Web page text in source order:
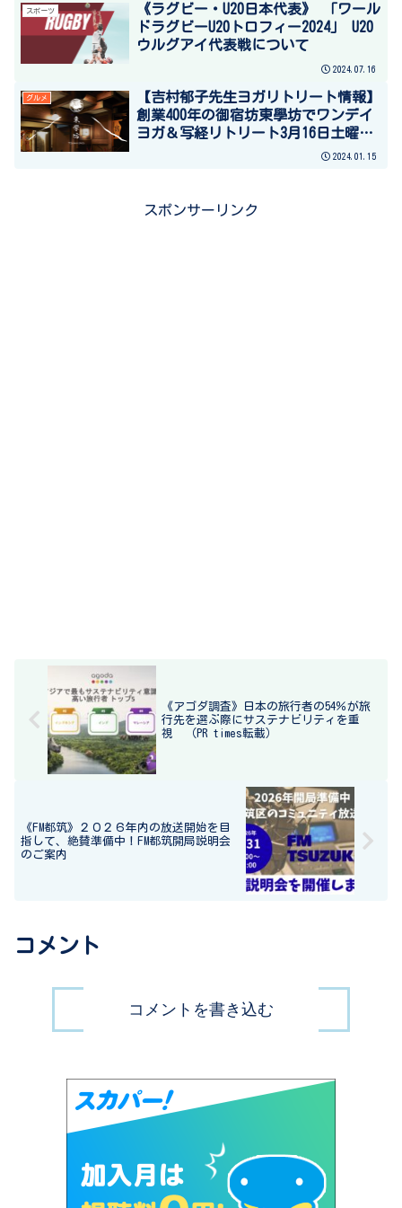
スポーツ
《ラグビー・U20日本代表》 「ワール
ドラグビーU20トロフィー2024」 U20
ウルグアイ代表戦について
2024.07.16
グルメ
【吉村郁子先生ヨガリトリート情報】
創業400年の御宿坊東學坊でワンデイ
ヨガ＆写経リトリート3月16日土曜日
開催！ ＃TABITOウェルネスプログラ
2024.01.15
スポンサーリンク
《アゴダ調査》日本の旅行者の54％が旅
行先を選ぶ際にサステナビリティを重
視 （PR times転載）
《FM都筑》２０２６年内の放送開始を目
指して、絶賛準備中！FM都筑開局説明会
のご案内
コメント
コメントを書き込む